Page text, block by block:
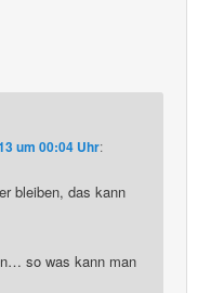
um 00:04 Uhr:
bleiben, das kann
so was kann man